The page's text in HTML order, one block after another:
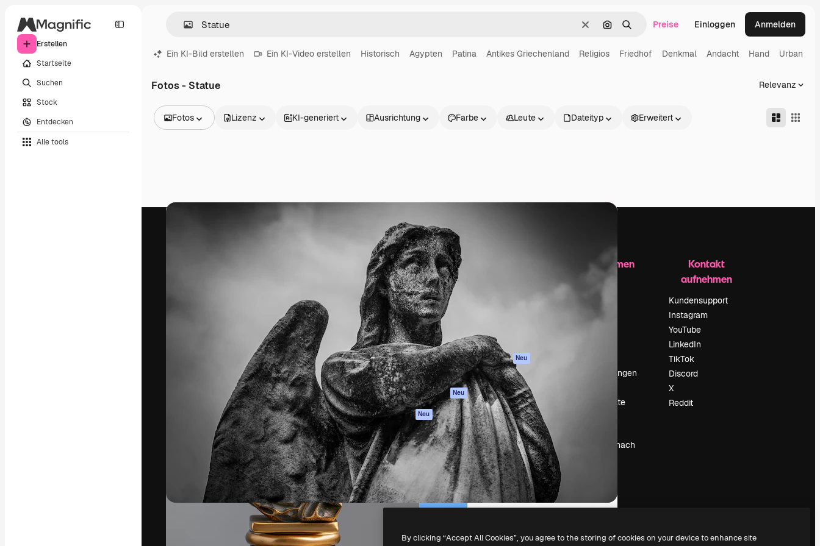
Erstellen
Startseite
Suchen
Stock
Entdecken
Alle tools
LöschenNach Bild suchen
SuchenPreise Einloggen Anmelden
Ein KI-Bild erstellen Ein KI-Video erstellen Historisch Agypten Patina Antikes Griechenland Religios Friedhof Denkmal Andacht Hand Urban
Fotos - Statue Relevanz
Fotos
Videos
Lizenz KI-generiert Ausrichtung Farbe Leute Dateityp Erweitert
Arbeit zu verwirklichen. Mehr als 1 Million
Abonnenten unter Kreativen, Unternehmen,
Agenturen und Studios.
Produkte
Spaces
KI-Assistent
KI-Bildgenerator
KI-Videogenerator
KI-
Stimmengenerator
Stock-Inhalte
MCP für
Claude/ChatGPT
Neu
Agenten Neu
Mobile App
Alle Magnific-Tools
Dokumentation
Datenschutzerklärung
Originale Neu
Cookie-Richtlinie
Vertrauenszentrum
Partner
Unternehmen
Unternehmen
Veranstaltungen
Deine Inhalte
Suchst du nach
Kontakt
aufnehmen
Kundensupport
Instagram
YouTube
LinkedIn
TikTok
Discord
X
Reddit
Copyright © 2010-2026Freepik Company S.L.U.Alle Rechte vorbehalten.
By clicking “Accept All Cookies”, you agree to the storing of cookies on your device to enhance site